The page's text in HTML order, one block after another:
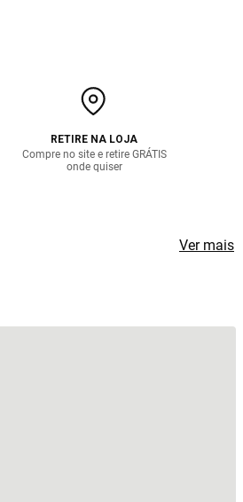
RETIRE NA LOJA
Compre no site e retire GRÁTIS
onde quiser
Ver mais